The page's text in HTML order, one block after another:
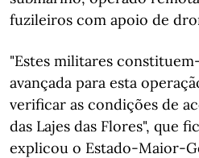
fuzileiros com apoio de
"Estes militares
avançada para esta
verificar as condições de
das Lajes das Flores", que
explicou o Estado-Maior-